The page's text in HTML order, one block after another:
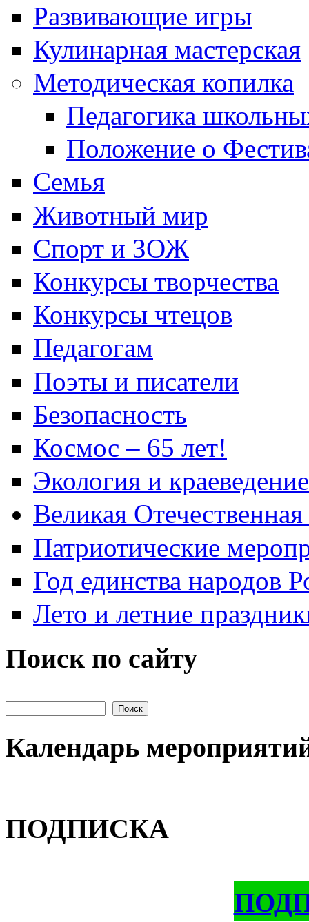
Развивающие игры
Кулинарная мастерская
Методическая копилка
Педагогика
Положение о
Семья
Животный мир
Спорт и ЗОЖ
Конкурсы творчества
Конкурсы чтецов
Педагогам
Поэты и писатели
Безопасность
Космос – 65 лет!
Экология и краеведение
Великая
Патриотические
Год единства народов
Лето и летние
Поиск по сайту
Календарь
ПОДПИСКА